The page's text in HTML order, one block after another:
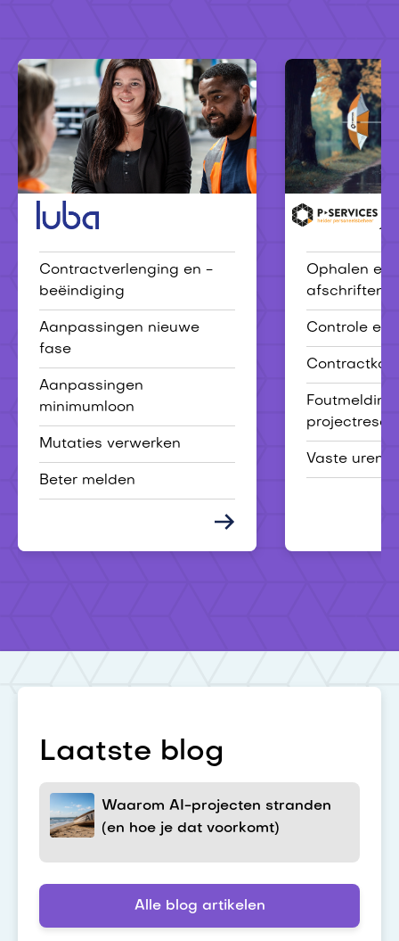
Luba
Contractverlenging en -
beëindiging
Aanpassingen nieuwe
fase
Aanpassingen
minimumloon
Mutaties verwerken
Beter melden
P-services
Ophalen en
afschriften
Controle
Foutmelding
Vaste uren
Laatste blog
Waarom AI-projecten stranden
(en hoe je dat voorkomt)
Alle blog artikelen